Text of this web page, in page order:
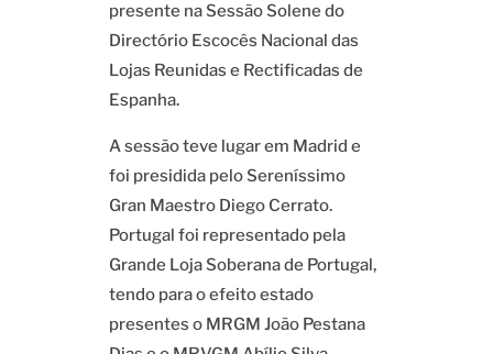
presente na Sessão Solene do
Directório Escocês Nacional das
Lojas Reunidas e Rectificadas de
Espanha.
A sessão teve lugar em Madrid e
foi presidida pelo Sereníssimo
Gran Maestro Diego Cerrato.
Portugal foi representado pela
Grande Loja Soberana de Portugal,
tendo para o efeito estado
presentes o MRGM João Pestana